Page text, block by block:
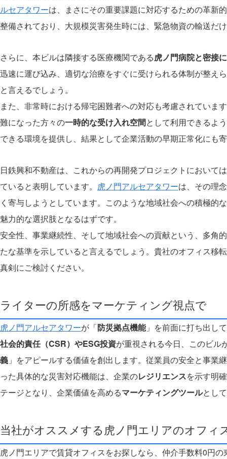
ルセアタワーは、まさにその重要課題に対応するための革新
整備されており、大規模災害発生時には、緊急物資の輸送だ
さらに、本ビルは隣接する医療機関である虎ノ門病院と密接
迅速に運び込み、適切な治療をすぐに受けられる体制が整え
と言えるでしょう。
また、非常時における帰宅困難者への対応も考慮されてい
難になった方々の一時的な受け入れ空間として利用できるよ
できる環境を提供し、結果として企業活動の早期正常化にも
日鉄興和不動産は、これからの再開発プロジェクトにおいて
ていると表明しています。 虎ノ門アルセアタワーは、その理
く寄与しようとしています。このような地域社会への積極
魅力的な選択肢となるはずです。
安全性、事業継続性、そして地域社会への貢献という、多角
たな基準を示していると言えるでしょう。貴社のオフィス移
真剣にご検討ください。
ライターの所感をマーケティング視点で
虎ノ門アルセアタワーが「防災拠点機能」を前面に打ち出し
社会的責任（CSR）やESG投資が重視される今日、このビル
義 」をアピールする価値を創出します。従業員の安全と事
った具体的な災害対応機能は、企業のレジリエンスを示す明
テージとなり、企業価値を高めるマーケティングツールとし
当社がオススメする虎ノ門エリアのオフィ
虎ノ門エリアで賃貸オフィスをお探しなら、仲介手数料0円